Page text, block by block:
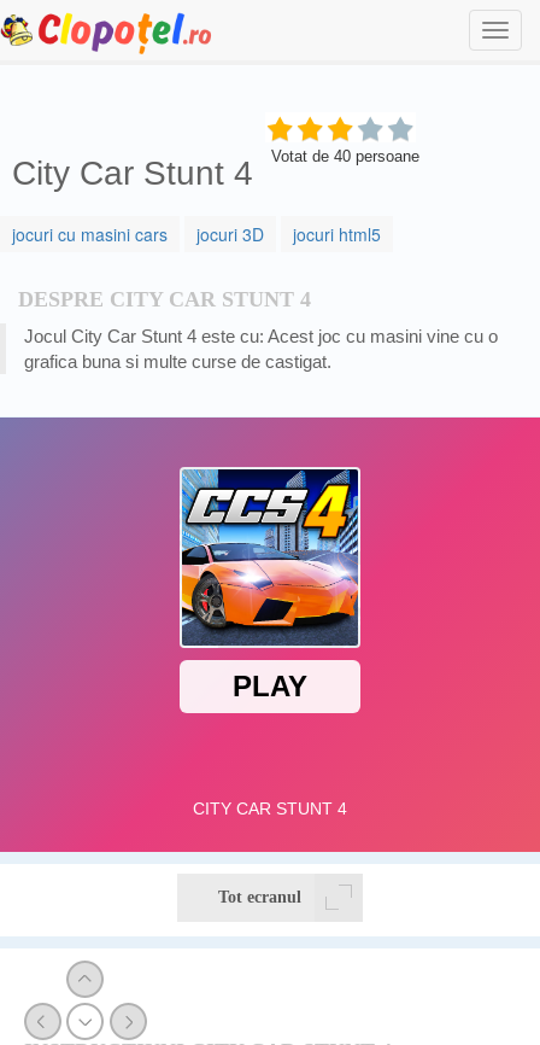
City Car Stunt 4 Votat de 40 persoane
jocuri cu masini cars jocuri 3D jocuri html5
DESPRE CITY CAR STUNT 4
Jocul City Car Stunt 4 este cu: Acest joc cu masini vine cu o
grafica buna si multe curse de castigat.
Tot ecranul